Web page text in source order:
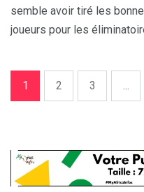
semble avoir tiré les
joueurs pour les
1 2 3 ...